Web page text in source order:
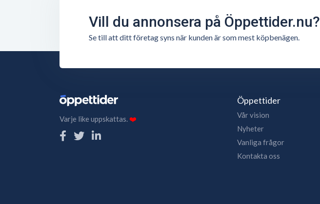
Vill du annonsera på Öppettider.nu?
Se till att ditt företag syns när kunden är som mest köpbenägen.
Varje like uppskattas.❤️
Öppettider
Vår vision
Nyheter
Vanliga frågor
Kontakta oss